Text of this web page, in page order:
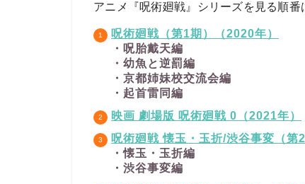
アニメ『呪術廻戦』シリーズを見る順番
呪術廻戦（第1期）（2020年）
・呪胎戴天編
・幼魚と逆罰編
・京都姉妹校交流会編
・起首雷同編
映画 劇場版 呪術廻戦 0（2021年）
呪術廻戦 懐玉・玉折/渋谷事変（第
・懐玉・玉折編
・渋谷事変編